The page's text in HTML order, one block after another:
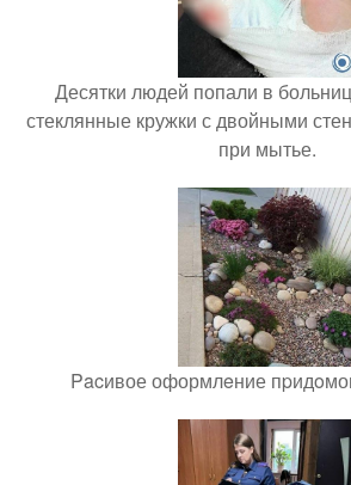
Десятки людей попали в
стеклянные кружки с двойными
при мытье.
Pacивое оформлeние